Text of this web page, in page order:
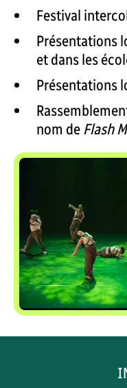
Festival
Présentations
et dans les
Présentations
nom deFlash